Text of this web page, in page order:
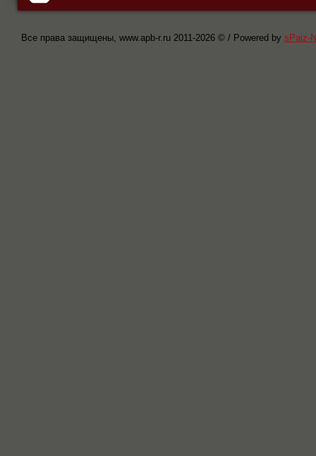
Все права защищены, www.apb-r.ru 2011-2026 © / Powered by sPaiz-